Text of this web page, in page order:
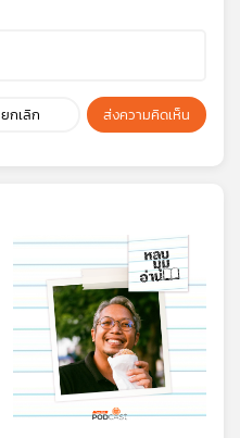
ยกเลิก ส่งความคิดเห็น